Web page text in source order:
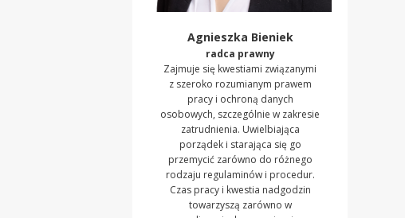
Agnieszka Bieniek
radca prawny
Zajmuje się kwestiami związanymi
z szeroko rozumianym prawem
pracy i ochroną danych
osobowych, szczególnie w zakresie
zatrudnienia. Uwielbiająca
porządek i starająca się go
przemycić zarówno do różnego
rodzaju regulaminów i procedur.
Czas pracy i kwestia nadgodzin
towarzyszą zarówno w